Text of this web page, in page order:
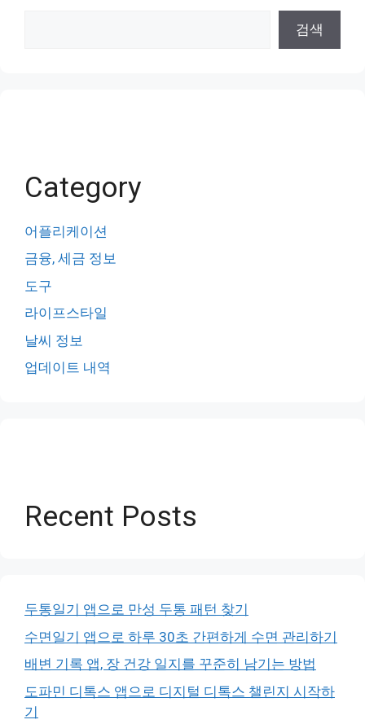
검색
Category
어플리케이션
금융, 세금 정보
도구
라이프스타일
날씨 정보
업데이트 내역
Recent Posts
두통일기 앱으로 만성 두통 패턴 찾기
수면일기 앱으로 하루 30초 간편하게 수면 관리하기
배변 기록 앱, 장 건강 일지를 꾸준히 남기는 방법
도파민 디톡스 앱으로 디지털 디톡스 챌린지 시작하
기